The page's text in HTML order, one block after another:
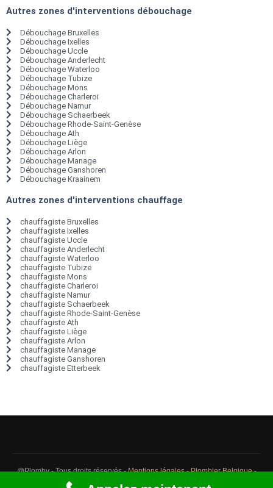
Autres zones d'interventions débouchage
Débouchage Bruxelles
Débouchage Ixelles
Débouchage Uccle
Débouchage Anderlecht
Débouchage Waterloo
Débouchage Tubize
Débouchage Mons
Débouchage Charleroi
Débouchage Namur
Débouchage Schaerbeek
Débouchage Rhode-Saint-Genèse
Débouchage Ath
Débouchage Liège
Débouchage Arlon
Débouchage Manage
Débouchage Ganshoren
Débouchage Kraainem
Autres zones d'interventions chauffage
chauffagiste Bruxelles
chauffagiste Ixelles
chauffagiste Uccle
chauffagiste Anderlecht
chauffagiste Waterloo
chauffagiste Tubize
chauffagiste Mons
chauffagiste Charleroi
chauffagiste Namur
chauffagiste Schaerbeek
chauffagiste Rhode-Saint-Genèse
chauffagiste Ath
chauffagiste Liège
chauffagiste Arlon
chauffagiste Manage
chauffagiste Ganshoren
chauffagiste Etterbeek
@Plomby - Tous droits réservés -Mentions légales-Plombier Belgique-
Débouchage Belgique